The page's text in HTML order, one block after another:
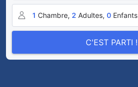
1 Chambre, 2 Adultes, 0 Enfants
C'EST PARTI !